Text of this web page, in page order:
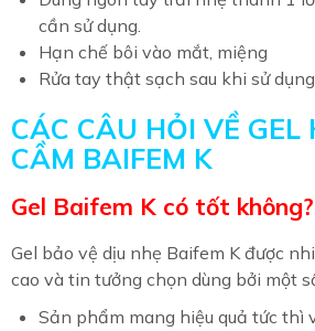
cần sử dụng.
Hạn chế bôi vào mắt, miệng
Rửa tay thật sạch sau khi sử
CÁC CÂU HỎI VỀ GEL
CẦM BAIFEM K
Gel Baifem K có tốt không?
Gel bảo vệ dịu nhẹ Baifem K được
cao và tin tưởng chọn dùng bởi một
Sản phẩm mang hiệu quả tức thì